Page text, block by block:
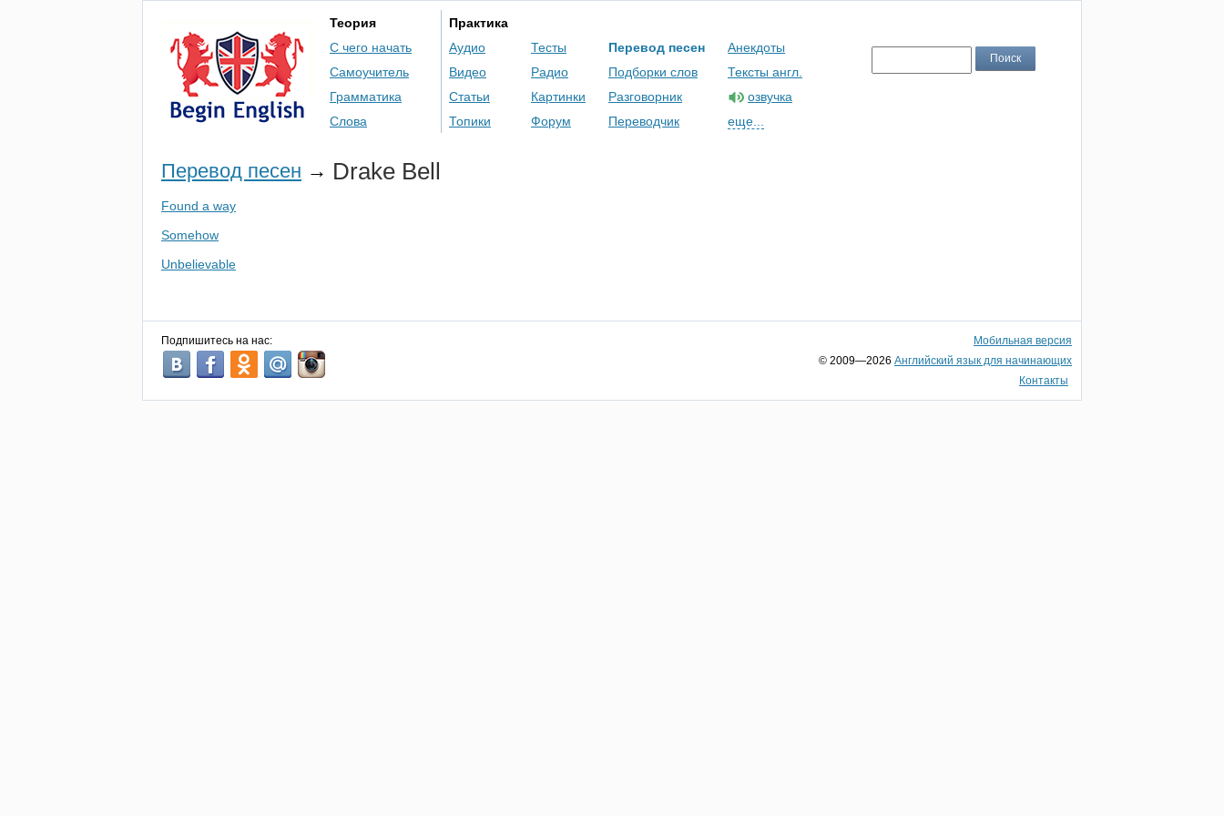
Теория
С чего начать
Самоучитель
Грамматика
Слова
Практика
Аудио
Видео
Статьи
Топики
Тесты
Радио
Картинки
Форум
Перевод песен
Подборки слов
Разговорник
Переводчик
Анекдоты
Тексты англ.
озвучка
еще...
Перевод песен → Drake Bell
Found a way
Somehow
Unbelievable
Подпишитесь на нас:
Мобильная версия
© 2009—2026 Английский язык для начинающих
Контакты